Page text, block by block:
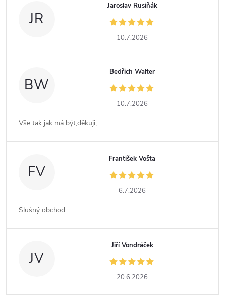
JR
Jaroslav Rusiňák
10.7.2026
BW
Bedřich Walter
10.7.2026
Vše tak jak má být,děkuji,
FV
František Vošta
6.7.2026
Slušný obchod
JV
Jiří Vondráček
20.6.2026